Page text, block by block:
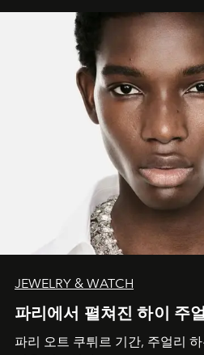
JEWELRY & WATCH
파리에서 펼쳐진 하이 주
파리 오트 쿠튀르 기간, 주얼리